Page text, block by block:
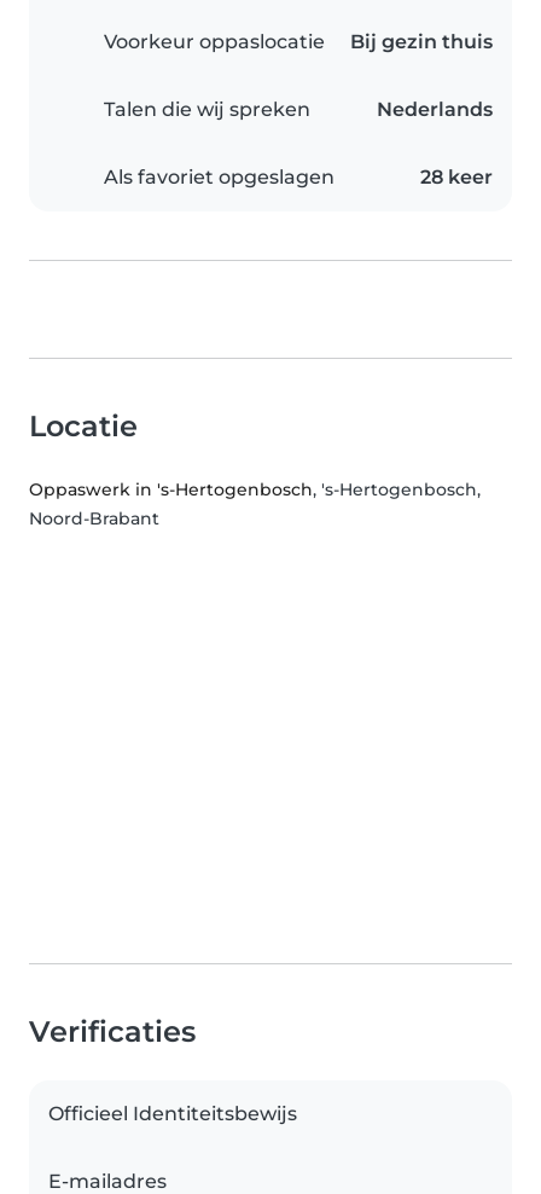
Voorkeur oppaslocatie Bij gezin thuis
Talen die wij spreken Nederlands
Als favoriet opgeslagen 28 keer
Locatie
Oppaswerk in 's-Hertogenbosch, 's-Hertogenbosch,
Noord-Brabant
Verificaties
Officieel Identiteitsbewijs
E-mailadres